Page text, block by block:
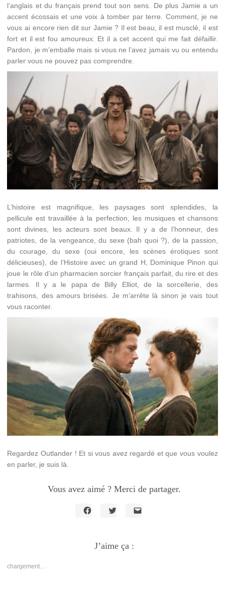
l’anglais et du français prend tout son sens. De plus Jamie a un
accent écossais et une voix à tomber par terre. Comment, je ne
vous ai encore rien dit sur Jamie ? Il est beau, il est musclé, il est
fort et il est fou amoureux. Et il a cet accent qui me fait défaillir.
Pardon, je m’emballe mais si vous ne l’avez jamais vu ou entendu
parler vous ne pouvez pas comprendre.
L’histoire est magnifique, les paysages sont splendides, la
pellicule est travaillée à la perfection, les musiques et chansons
sont divines, les acteurs sont beaux. Il y a de l’honneur, des
patriotes, de la vengeance, du sexe (bah quoi ?), de la passion,
du courage, du sexe (oui encore, les scènes érotiques sont
délicieuses), de l’Histoire avec un grand H, Dominique Pinon qui
joue le rôle d’un pharmacien sorcier français parfait, du rire et des
larmes. Il y a le papa de Billy Elliot, de la sorcellerie, des
trahisons, des amours brisées. Je m’arrête là sinon je vais tout
vous raconter.
Regardez Outlander ! Et si vous avez regardé et que vous voulez
en parler, je suis là.
Vous avez aimé ? Merci de partager.
Facebook(ouvre
dans
Twitter(ouvre
dans
J’aime ça :
chargement…